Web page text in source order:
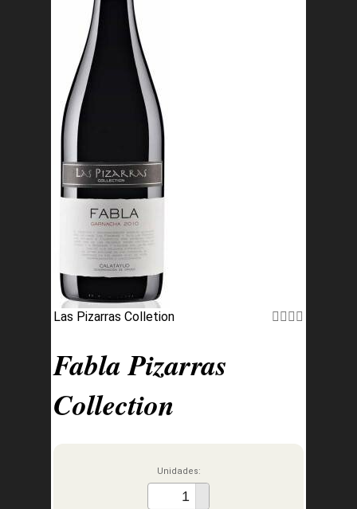
Las Pizarras Colletion
Fabla Pizarras
Collection
Unidades: